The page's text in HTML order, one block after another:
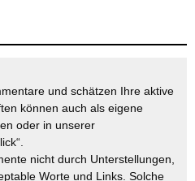
und schätzen Ihre aktive
können auch als eigene
oder in unserer
nicht durch Unterstellungen,
Worte und Links. Solche